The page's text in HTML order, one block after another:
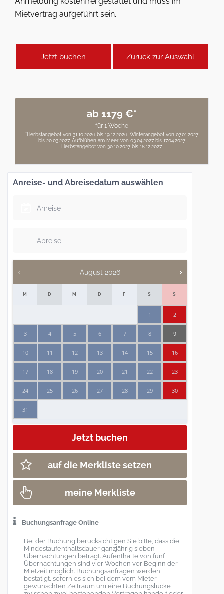
Mietvertrag aufgeführt sein.
Jetzt buchen Zurück zur Auswahl
ab 1179 €*
für 1 Woche
*Herbstangebot von 31.10.2026 bis 19.12.2026. Winterangebot von 07.01.2027
bis 20.03.2027. Aufblühen am Meer von 03.04.2027 bis 17.04.2027.
Herbstangebot von 30.10.2027 bis 18.12.2027.
Anreise- und Abreisedatum auswählen
August 2026
M D M D F S S
1 2
3 4 5 6 7 8 9
10 11 12 13 14 15 16
17 18 19 20 21 22 23
24 25 26 27 28 29 30
31
auf die Merkliste setzen
meine Merkliste
Buchungsanfrage Online
Bei der Buchung berücksichtigen Sie bitte, dass die
Mindestaufenthaltsdauer ganzjährig sieben
Übernachtungen beträgt. Aufenthalte von fünf
Übernachtungen sind vier Wochen vor Beginn der
Mietzeit möglich. Buchungsanfragen werden
bestätigt, sofern es sich bei dem vom Mieter
gewünschten Zeitraum um eine Buchungslücke